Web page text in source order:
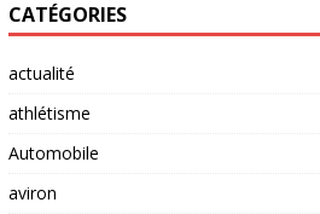
CATÉGORIES
actualité
athlétisme
Automobile
aviron